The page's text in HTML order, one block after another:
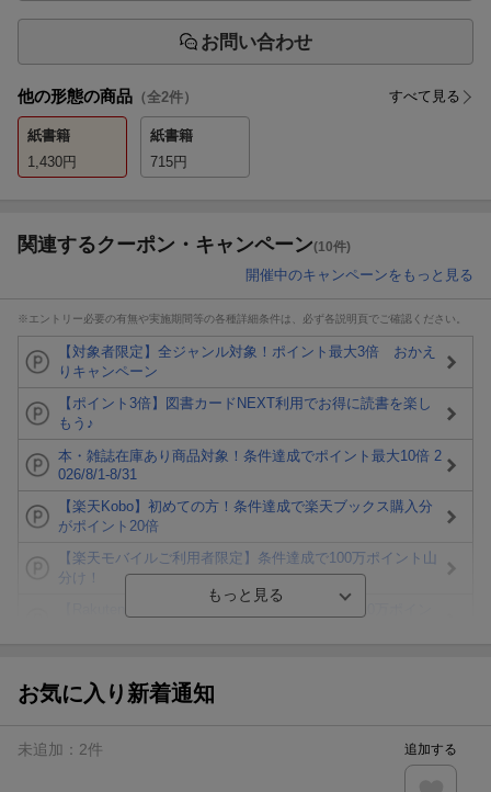
お問い合わせ
他の形態の商品 （全2件） すべて見る
紙書籍
1,430円
紙書籍
715円
関連するクーポン・キャンペーン(10件)
開催中のキャンペーンをもっと見る
※エントリー必要の有無や実施期間等の各種詳細条件は、必ず各説明頁でご確認ください。
【対象者限定】全ジャンル対象！ポイント最大3倍 おかえ
りキャンペーン
【ポイント3倍】図書カードNEXT利用でお得に読書を楽し
もう♪
本・雑誌在庫あり商品対象！条件達成でポイント最大10倍 2
026/8/1-8/31
【楽天Kobo】初めての方！条件達成で楽天ブックス購入分
がポイント20倍
【楽天モバイルご利用者限定】条件達成で100万ポイント山
分け！
が当たる！
楽天モバイル紹介キャンペーンの拡散で300円OFFクーポン
お気に入り新着通知
未追加： 2件 追加する